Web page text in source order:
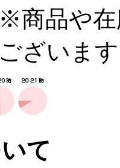
商品や
ざいま
て